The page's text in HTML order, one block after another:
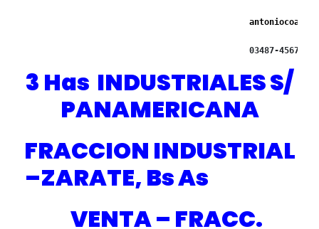
03487-456713/
3 Has INDUSTRIALES S/
PANAMERICANA
FRACCION INDUSTRIAL
–ZARATE, Bs As
VENTA – FRACC.